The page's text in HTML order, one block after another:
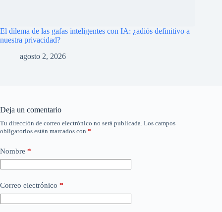
El dilema de las gafas inteligentes con IA: ¿adiós definitivo a
nuestra privacidad?
agosto 2, 2026
Deja un comentario
Tu dirección de correo electrónico no será publicada. Los campos
obligatorios están marcados con *
Nombre *
Correo electrónico *